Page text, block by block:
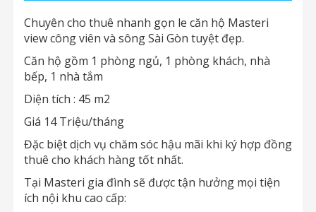
Chuyên cho thuê nhanh gọn le căn hộ Masteri
view công viên và sông Sài Gòn tuyệt đẹp.
Căn hộ gồm 1 phòng ngủ, 1 phòng khách, nhà
bếp, 1 nhà tắm
Diện tích : 45 m2
Giá 14 Triệu/tháng
Đặc biệt dịch vụ chăm sóc hậu mãi khi ký hợp đồng
thuê cho khách hàng tốt nhất.
Tại Masteri gia đình sẽ được tận hưởng mọi tiện
ích nội khu cao cấp: